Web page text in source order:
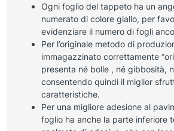
Ogni foglio del tappeto ha un
numerato di colore giallo, per
evidenziare il numero di fogli
Per l’originale metodo di
immagazzinato correttamente
presenta né bolle , né gibbosità,
consentendo quindi il miglior
caratteristiche.
Per una migliore adesione al
foglio ha anche la parte inferiore